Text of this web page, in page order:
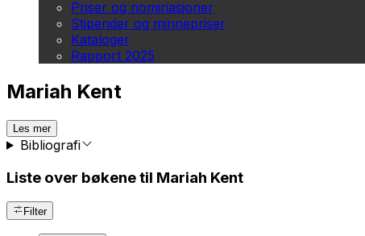
Priser og nominasjoner
Stipender og minnepriser
Kataloger
Rapport 2025
Mariah Kent
Les mer
Bibliografi
Liste over bøkene til Mariah Kent
Filter